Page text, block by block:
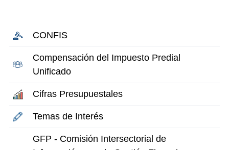
CONFIS
Compensación del Impuesto Predial
Unificado
Cifras Presupuestales
Temas de Interés
GFP - Comisión Intersectorial de